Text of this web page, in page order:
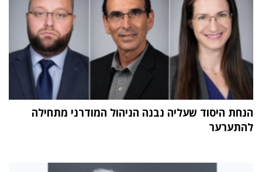
הנחת היסוד שעליה נבנה הניהול המודרני מתחילה
להתערער